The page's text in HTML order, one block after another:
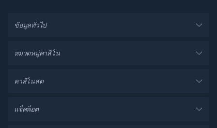
ข้อมูลทั่วไป
หมวดหมู่คาสิโน
คาสิโนสด
แจ็คพ็อต